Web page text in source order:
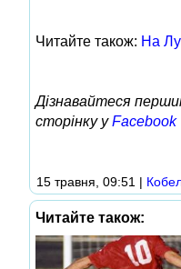
Читайте також: На
Дізнавайтеся
сторінку уFacebook
15 травня, 09:51 |
Читайте також: